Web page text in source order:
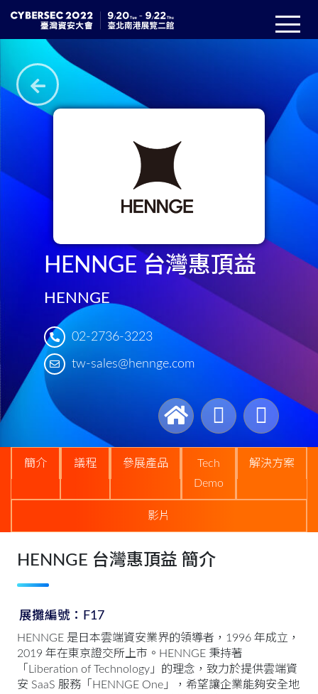
HENNGE 台灣惠頂益
HENNGE
02-2736-3223
tw-sales@hennge.com
簡介 議程 參展產品
Tech
Demo
解決方案
影片
HENNGE 台灣惠頂益 簡介
展攤編號：F17
HENNGE 是日本雲端資安業界的領導者，1996 年成立，
2019 年在東京證交所上市。HENNGE 秉持著
「Liberation of Technology」的理念，致力於提供雲端資
安 SaaS 服務「HENNGE One」，希望讓企業能夠安全地